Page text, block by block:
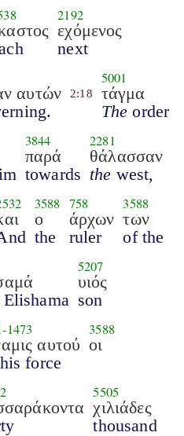
2192
εχόμενος
next
αυτών
2:18
5001
τάγμα
The order
3844
παρά
towards
2281
θάλασσαν
the west,
3588
ο
the
758
άρχων
ruler
3588
των
of the
Elishama
5207
υιός
son
-1473
αυτού
force
3588
οι
5505
χιλιάδες
thousand